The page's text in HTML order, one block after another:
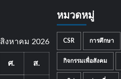
สิงหาคม 2026
ศ. ส.
หมวดหมู่
CSR การศึกษา
กิจกรรมเพื่อสังคม